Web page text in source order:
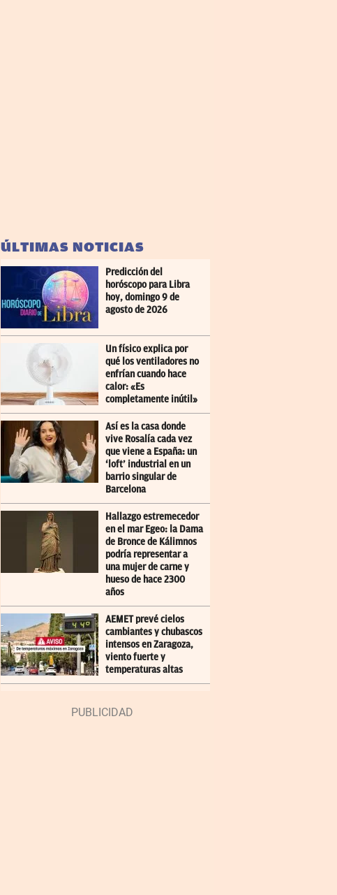
ÚLTIMAS NOTICIAS
Predicción del
horóscopo para Libra
hoy, domingo 9 de
agosto de 2026
Un físico explica por
qué los ventiladores no
enfrían cuando hace
calor: «Es
completamente inútil»
Así es la casa donde
vive Rosalía cada vez
que viene a España: un
‘loft’ industrial en un
barrio singular de
Barcelona
Hallazgo estremecedor
en el mar Egeo: la Dama
de Bronce de Kálimnos
podría representar a
una mujer de carne y
hueso de hace 2300
años
AEMET prevé cielos
cambiantes y chubascos
intensos en Zaragoza,
viento fuerte y
temperaturas altas